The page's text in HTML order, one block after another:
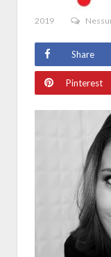
2019
Share
Pinterest